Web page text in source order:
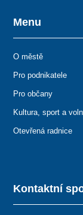
Kontaktní
Menu
O městě
Pro podnikatele
Pro občany
Kultura, sport a
Otevřená radnice